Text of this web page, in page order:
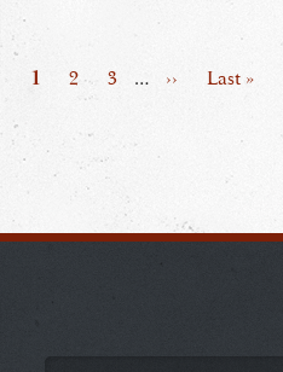
Page
1 Page
2 Page
3 …
Page
››
Dernière
Last »